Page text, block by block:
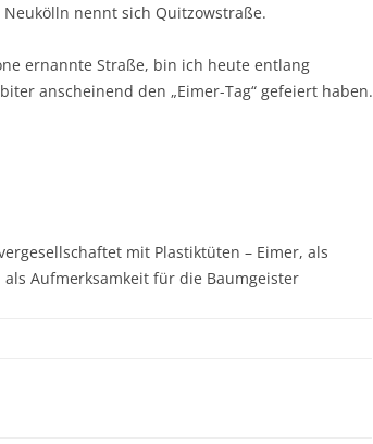
nennt sich Quitzowstraße.
ernannte Straße, bin ich heute entlang
anscheinend den „Eimer-Tag“ gefeiert haben.
mit Plastiktüten – Eimer, als
Aufmerksamkeit für die Baumgeister